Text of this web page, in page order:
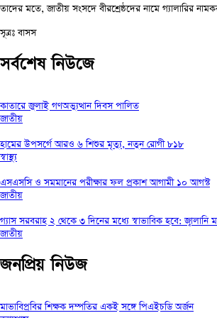
তাদের মতে, জাতীয় সংসদে বীরশ্রেষ্ঠদের নামে গ্যালারির
সূত্রঃ বাসস
সর্বশেষ নিউজে
কাতারে জুলাই গণঅভ্যুত্থান দিবস পালিত
জাতীয়
হামের উপসর্গে আরও ৬ শিশুর মৃত্যু, নতুন রোগী ৮১৮
স্বাস্থ্য
এসএসসি ও সমমানের পরীক্ষার ফল প্রকাশ আগামী ১০ আগস্ট
জাতীয়
গ্যাস সরবরাহ ২ থেকে ৩ দিনের মধ্যে স্বাভাবিক হবে: জ্বালানি
জাতীয়
জনপ্রিয় নিউজ
মাভাবিপ্রবির শিক্ষক দম্পতির একই সঙ্গে পিএইচডি অর্জন